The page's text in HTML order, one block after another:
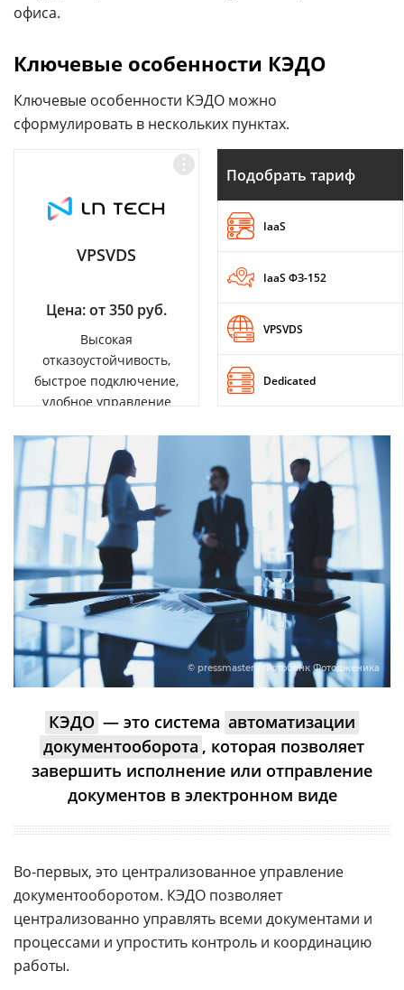
офиса.
Ключевые особенности КЭДО
Ключевые особенности КЭДО можно
сформулировать в нескольких пунктах.
VPSVDS
Цена: от 350 руб.
Высокая
отказоустойчивость,
быстрое подключение,
удобное управление
Подобрать тариф
IaaS
IaaS ФЗ-152
VPSVDS
Dedicated
© pressmaster / Фотобанк Фотодженика
КЭДО — это система автоматизации
документооборота , которая позволяет
завершить исполнение или отправление
документов в электронном виде
Во-первых, это централизованное управление
документооборотом. КЭДО позволяет
централизованно управлять всеми документами и
процессами и упростить контроль и координацию
работы.